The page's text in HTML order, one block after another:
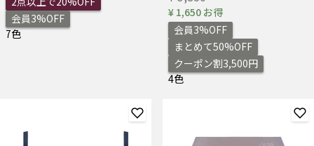
会員3%OFF
7色
¥ 1,650 お得
会員3%OFF
まとめて50%OFF
クーポン割3,500円
4色